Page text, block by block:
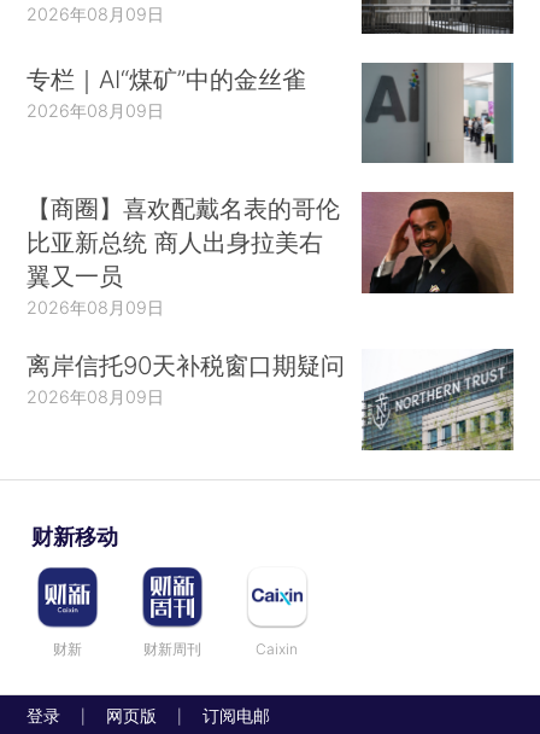
2026年08月09日
专栏｜AI“煤矿”中的金丝雀
2026年08月09日
【商圈】喜欢配戴名表的哥伦
比亚新总统 商人出身拉美右
翼又一员
2026年08月09日
离岸信托90天补税窗口期疑问
2026年08月09日
财新移动
财新 财新周刊 Caixin
登录 网页版 订阅电邮